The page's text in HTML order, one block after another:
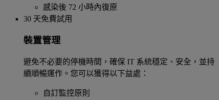
感染後 72 小時內復原
30 天免費試用
裝置管理
避免不必要的停機時間，確保 IT 系統穩定、安全，並持
續順暢運作。您可以獲得以下益處：
自訂監控原則